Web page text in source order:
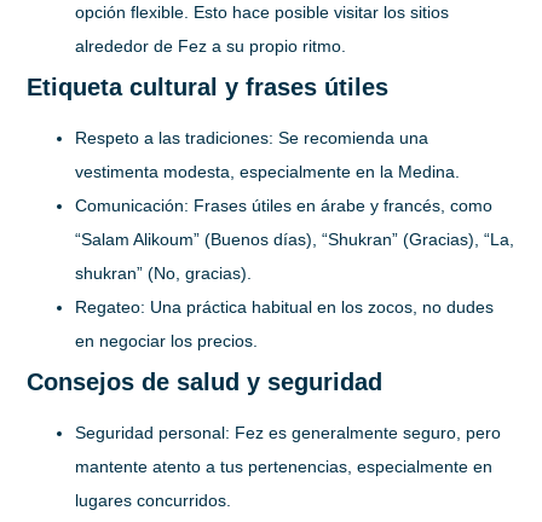
opción flexible. Esto hace posible visitar los sitios
alrededor de Fez a su propio ritmo.
Etiqueta cultural y frases útiles
Respeto a las tradiciones: Se recomienda una
vestimenta modesta, especialmente en la Medina.
Comunicación: Frases útiles en árabe y francés, como
“Salam Alikoum” (Buenos días), “Shukran” (Gracias), “La,
shukran” (No, gracias).
Regateo: Una práctica habitual en los zocos, no dudes
en negociar los precios.
Consejos de salud y seguridad
Seguridad personal: Fez es generalmente seguro, pero
mantente atento a tus pertenencias, especialmente en
lugares concurridos.